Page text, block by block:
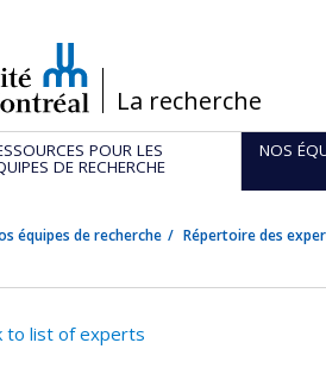
/La recherche
POUR LES
DE RECHERCHE
NOS
équipes de recherche Répertoire des
to list of experts